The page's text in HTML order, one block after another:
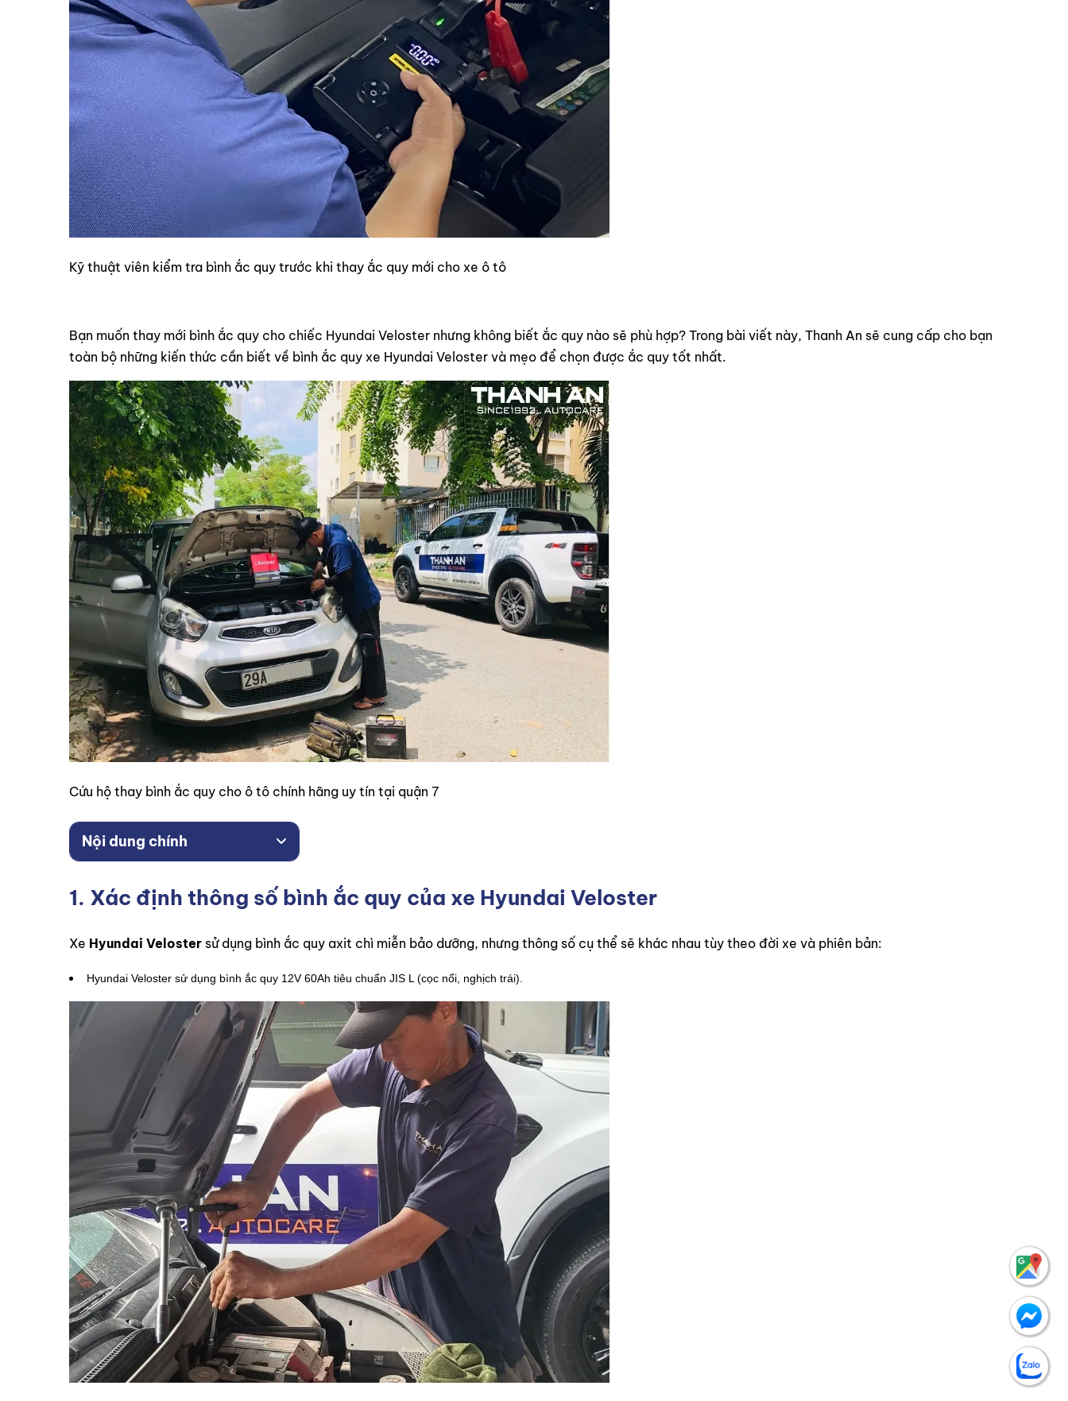
Kỹ thuật viên kiểm tra bình ắc quy trước khi thay ắc quy mới cho xe ô tô
Bạn muốn thay mới bình ắc quy cho chiếc Hyundai Veloster nhưng không biết ắc quy nào sẽ phù hợp? Trong bài viết này, Thanh An sẽ cung cấp cho bạn
toàn bộ những kiến thức cần biết về bình ắc quy xe Hyundai Veloster và mẹo để chọn được ắc quy tốt nhất.
Cứu hộ thay bình ắc quy cho ô tô chính hãng uy tín tại quận 7
Nội dung chính
1. Xác định thông số bình ắc quy của xe Hyundai Veloster
Xe Hyundai Veloster sử dụng bình ắc quy axit chì miễn bảo dưỡng, nhưng thông số cụ thể sẽ khác nhau tùy theo đời xe và phiên bản:
Hyundai Veloster sử dụng bình ắc quy 12V 60Ah tiêu chuẩn JIS L (cọc nổi, nghịch trái).